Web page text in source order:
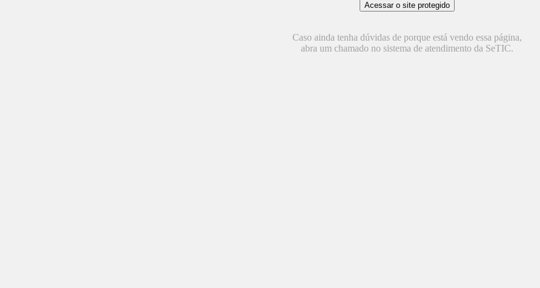
Caso ainda tenha dúvidas de porque está vendo essa página,
abra um chamado no sistema de atendimento da SeTIC.